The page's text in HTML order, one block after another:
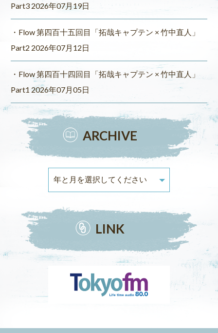
Part3 2026年07月19日
Flow 第四百十五回目「拓哉キャプテン × 竹中直人」
Part2 2026年07月12日
Flow 第四百十四回目「拓哉キャプテン × 竹中直人」
Part1 2026年07月05日
ARCHIVE
LINK